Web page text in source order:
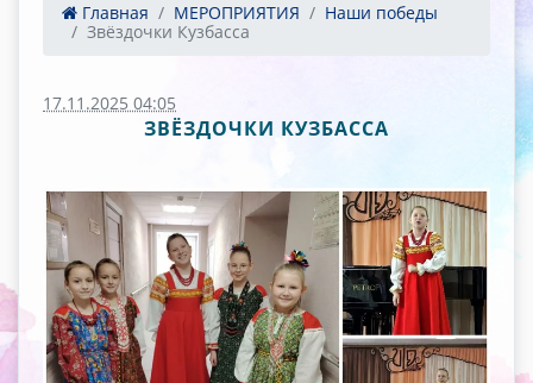
Главная МЕРОПРИЯТИЯ
Наши победы
Звёздочки Кузбасса
17.11.2025 04:05
ЗВЁЗДОЧКИ КУЗБАССА